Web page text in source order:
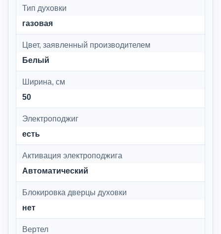
Тип духовки
газовая
Цвет, заявленный производителем
Белый
Ширина, см
50
Электроподжиг
есть
Активация электроподжига
Автоматический
Блокировка дверцы духовки
нет
Вертел